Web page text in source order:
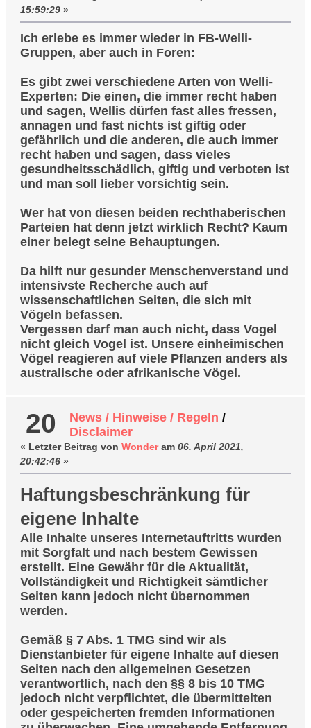
15:59:29 »
Ich erlebe es immer wieder in FB-Welli-
Gruppen, aber auch in Foren:
Es gibt zwei verschiedene Arten von Welli-
Experten: Die einen, die immer recht haben
und sagen, Wellis dürfen fast alles fressen,
annagen und fast nichts ist giftig oder
gefährlich und die anderen, die auch immer
recht haben und sagen, dass vieles
gesundheitsschädlich, giftig und verboten ist
und man soll lieber vorsichtig sein.
Wer hat von diesen beiden rechthaberischen
Parteien hat denn jetzt wirklich Recht? Kaum
einer belegt seine Behauptungen.
Da hilft nur gesunder Menschenverstand und
intensivste Recherche auch auf
wissenschaftlichen Seiten, die sich mit
Vögeln befassen.
Vergessen darf man auch nicht, dass Vogel
nicht gleich Vogel ist. Unsere einheimischen
Vögel reagieren auf viele Pflanzen anders als
australische oder afrikanische Vögel.
20 News / Hinweise / Regeln /
Disclaimer
« Letzter Beitrag vonWonder am 06. April 2021,
20:42:46 »
Haftungsbeschränkung für
eigene Inhalte
Alle Inhalte unseres Internetauftritts wurden
mit Sorgfalt und nach bestem Gewissen
erstellt. Eine Gewähr für die Aktualität,
Vollständigkeit und Richtigkeit sämtlicher
Seiten kann jedoch nicht übernommen
werden.
Gemäß § 7 Abs. 1 TMG sind wir als
Dienstanbieter für eigene Inhalte auf diesen
Seiten nach den allgemeinen Gesetzen
verantwortlich, nach den §§ 8 bis 10 TMG
jedoch nicht verpflichtet, die übermittelten
oder gespeicherten fremden Informationen